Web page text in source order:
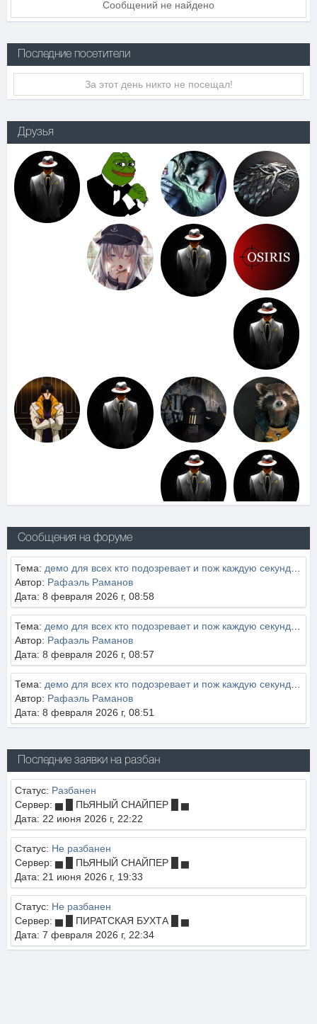
Сообщений не найдено
Последние посетители
За этот день никто не посещал!
Друзья
Сообщения на форуме
Тема: демо для всех кто подозревает и пож каждую секунду не надо банит, попросите скину демо еше где старые адекватные админы?
Автор: Рафаэль Раманов
Дата: 8 февраля 2026 г, 08:58
Тема: демо для всех кто подозревает и пож каждую секунду не надо банит, попросите скину демо еше где старые адекватные админы?
Автор: Рафаэль Раманов
Дата: 8 февраля 2026 г, 08:57
Тема: демо для всех кто подозревает и пож каждую секунду не надо банит, попросите скину демо еше где старые адекватные админы?
Автор: Рафаэль Раманов
Дата: 8 февраля 2026 г, 08:51
Последние заявки на разбан
Статус: Разбанен
Сервер: ▅ █ ПЬЯНЫЙ СНАЙПЕР █ ▅
Дата: 22 июня 2026 г, 22:22
Статус: Не разбанен
Сервер: ▅ █ ПЬЯНЫЙ СНАЙПЕР █ ▅
Дата: 21 июня 2026 г, 19:33
Статус: Не разбанен
Сервер: ▅ █ ПИРАТСКАЯ БУХТА █ ▅
Дата: 7 февраля 2026 г, 22:34